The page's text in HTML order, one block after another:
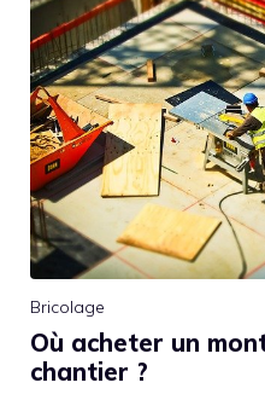
Bricolage
Où acheter un
chantier ?